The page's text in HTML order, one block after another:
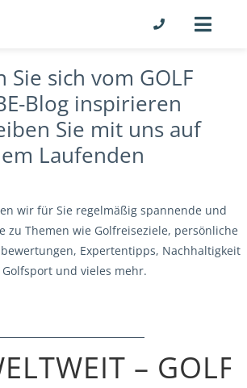
Sie sich vom GOLF
Blog inspirieren
Sie mit uns auf
Laufenden
wir für Sie regelmäßig spannende und
zu Themen wie Golfreiseziele, persönliche
Expertentipps, Nachhaltigkeit
und vieles mehr.
– GOLF